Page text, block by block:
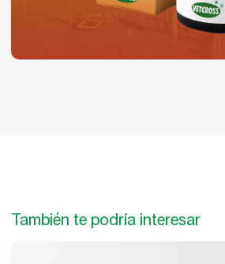
También te podría interesar